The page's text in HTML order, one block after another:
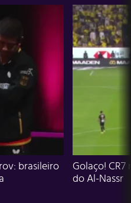
brasileiro
Golaço!
do Al-Nassr